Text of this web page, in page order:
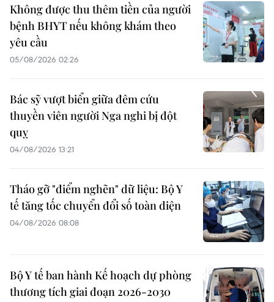
Không được thu thêm tiền của người
bệnh BHYT nếu không khám theo
yêu cầu
05/08/2026 02:26
Bác sỹ vượt biển giữa đêm cứu
thuyền viên người Nga nghi bị đột
quỵ
04/08/2026 13:21
Tháo gỡ "điểm nghẽn" dữ liệu: Bộ Y
tế tăng tốc chuyển đổi số toàn diện
04/08/2026 08:08
Bộ Y tế ban hành Kế hoạch dự phòng
thương tích giai đoạn 2026-2030